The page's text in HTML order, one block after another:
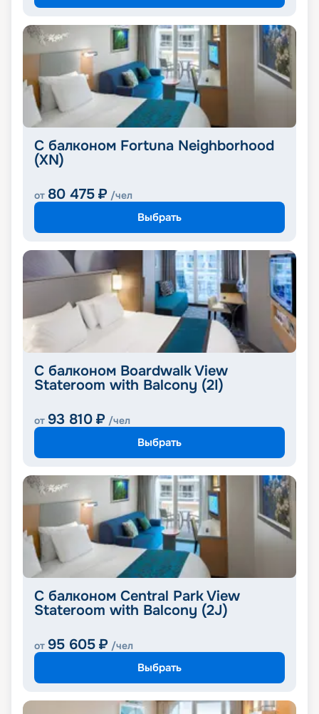
С балконом Fortuna Neighborhood
(XN)
от 80 475 ₽ /чел
Выбрать
С балконом Boardwalk View
Stateroom with Balcony (2I)
от 93 810 ₽ /чел
Выбрать
С балконом Central Park View
Stateroom with Balcony (2J)
от 95 605 ₽ /чел
Выбрать